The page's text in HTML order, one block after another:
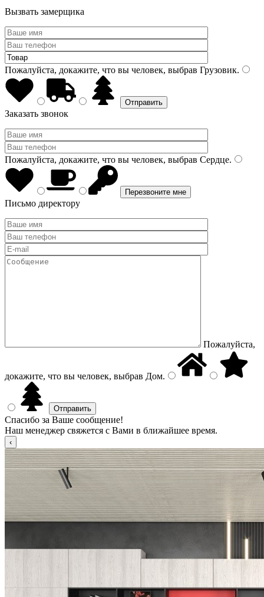
Вызвать замерщика
Пожалуйста, докажите, что вы человек, выбрав Грузовик.
Заказать звонок
Пожалуйста, докажите, что вы человек, выбрав Сердце.
Письмо директору
Пожалуйста,
докажите, что вы человек, выбрав Дом.
Спасибо за Ваше сообщение!
Наш менеджер свяжется с Вами в ближайшее время.